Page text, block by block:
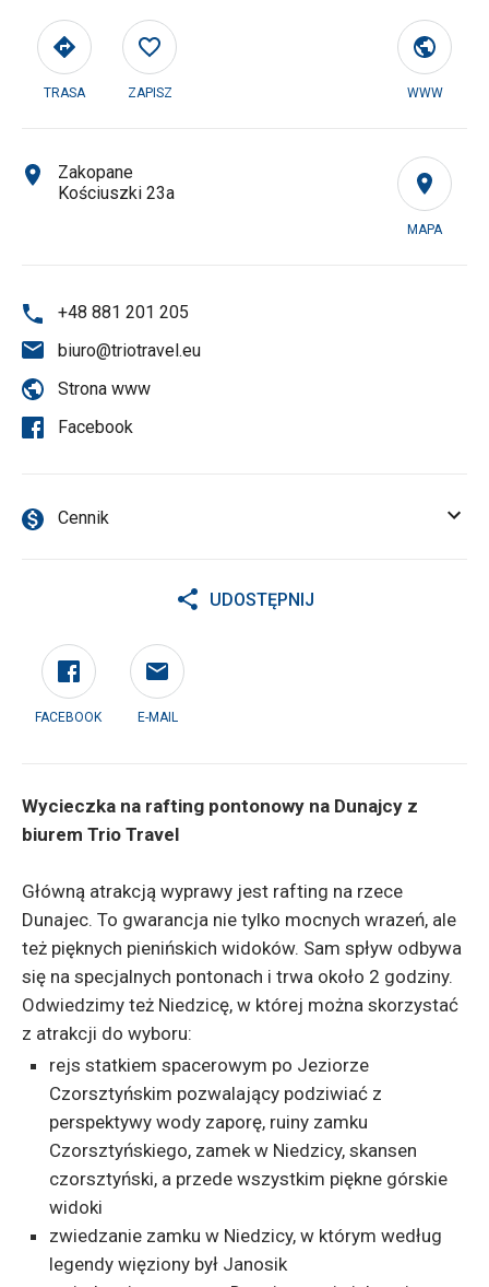
TRASA ZAPISZ WWW
MAPA
Zakopane
Kościuszki 23a
+48 881 201 205
biuro@triotravel.eu
Strona www
Facebook
Cennik
UDOSTĘPNIJ
FACEBOOK E-MAIL
Wycieczka na rafting pontonowy na Dunajcy z
biurem Trio Travel
Główną atrakcją wyprawy jest rafting na rzece
Dunajec. To gwarancja nie tylko mocnych wrazeń, ale
też pięknych pienińskich widoków. Sam spływ odbywa
się na specjalnych pontonach i trwa około 2 godziny.
Odwiedzimy też Niedzicę, w której można skorzystać
z atrakcji do wyboru:
rejs statkiem spacerowym po Jeziorze
Czorsztyńskim pozwalający podziwiać z
perspektywy wody zaporę, ruiny zamku
Czorsztyńskiego, zamek w Niedzicy, skansen
czorsztyński, a przede wszystkim piękne górskie
widoki
zwiedzanie zamku w Niedzicy, w którym według
legendy więziony był Janosik